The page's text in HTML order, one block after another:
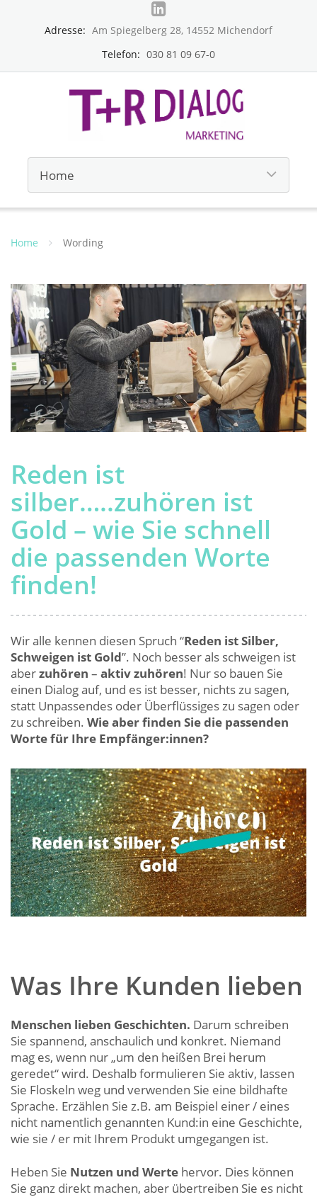
Adresse: Am Spiegelberg 28, 14552 Michendorf
Telefon: 030 81 09 67-0
Home Wording
Reden ist
silber…..zuhören ist
Gold – wie Sie schnell
die passenden Worte
finden!
Wir alle kennen diesen Spruch “Reden ist Silber,
Schweigen ist Gold”. Noch besser als schweigen ist
aberzuhören – aktiv zuhören! Nur so bauen Sie
einen Dialog auf, und es ist besser, nichts zu sagen,
statt Unpassendes oder Überflüssiges zu sagen oder
zu schreiben. Wie aber finden Sie die passenden
Worte für Ihre Empfänger:innen?
Was Ihre Kunden lieben
Menschen lieben Geschichten. Darum schreiben
Sie spannend, anschaulich und konkret. Niemand
mag es, wenn nur „um den heißen Brei herum
geredet“ wird. Deshalb formulieren Sie aktiv, lassen
Sie Floskeln weg und verwenden Sie eine bildhafte
Sprache. Erzählen Sie z.B. am Beispiel einer / eines
nicht namentlich genannten Kund:in eine Geschichte,
wie sie / er mit Ihrem Produkt umgegangen ist.
Heben Sie Nutzen und Werte hervor. Dies können
Sie ganz direkt machen, aber übertreiben Sie es nicht